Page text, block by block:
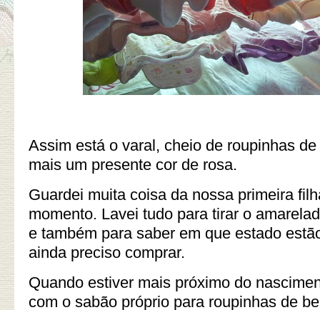
Assim está o varal, cheio de roupinhas
mais um presente cor de rosa.
Guardei muita coisa da nossa primeira
momento. Lavei tudo para tirar o
e também para saber em que estado
ainda preciso comprar.
Quando estiver mais próximo do
com o sabão próprio para roupinhas de